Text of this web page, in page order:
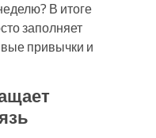
В итоге
заполняет
привычки и